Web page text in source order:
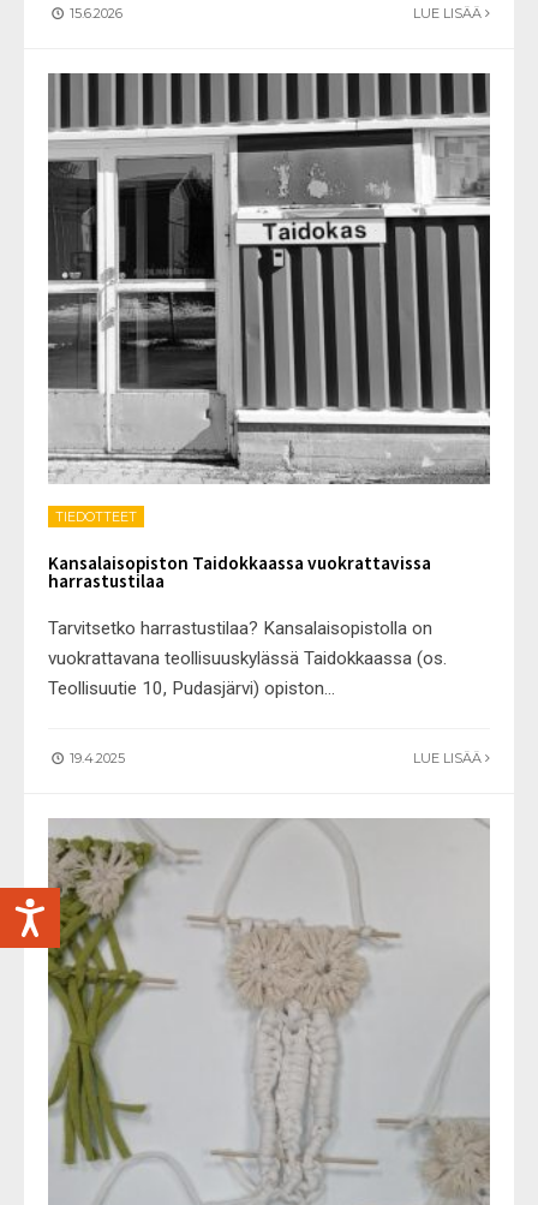
15.6.2026 LUE LISÄÄ
TIEDOTTEET
Kansalaisopiston Taidokkaassa vuokrattavissa
harrastustilaa
Tarvitsetko harrastustilaa? Kansalaisopistolla on
vuokrattavana teollisuuskylässä Taidokkaassa (os.
Teollisuutie 10, Pudasjärvi) opiston...
19.4.2025 LUE LISÄÄ